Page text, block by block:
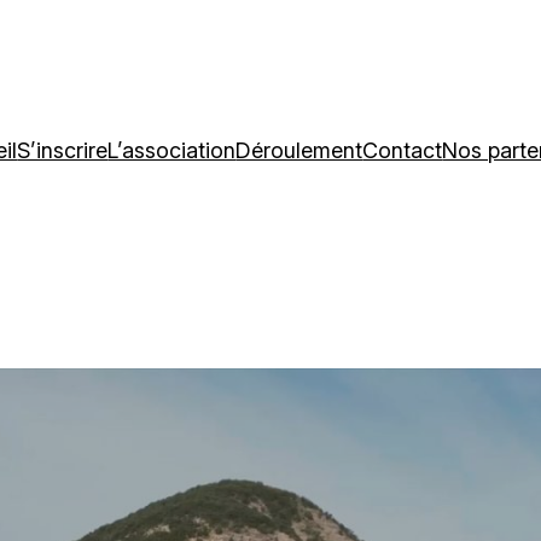
S’inscrireL’associationDéroulementContactNos